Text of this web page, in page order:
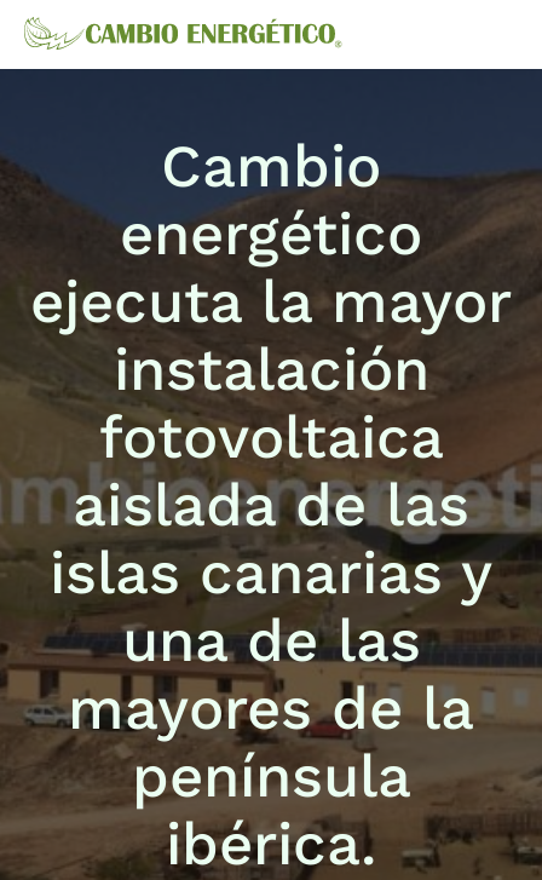
Cambio
energético
ejecuta la mayor
instalación
fotovoltaica
aislada de las
islas canarias y
una de las
mayores de la
península
ibérica.